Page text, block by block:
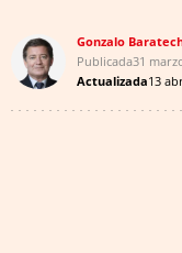
Gonzalo
Publicada31
Actualizada13